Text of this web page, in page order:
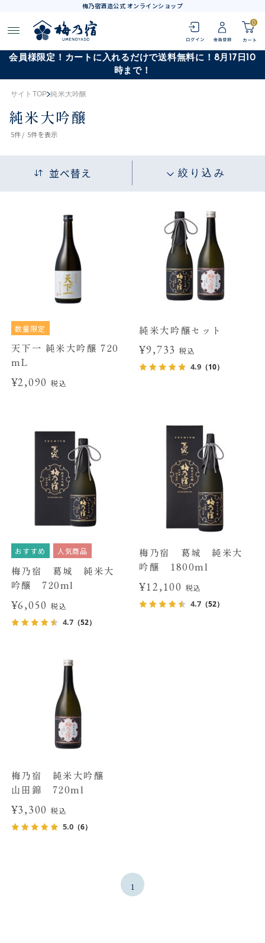
梅乃宿酒造公式 オンラインショップ
0
会員様限定！カートに入れるだけで送料無料に！8月17日10
時まで！
サイトTOP 純米大吟醸
純米大吟醸
5件 / 5件を表示
並べ替え 絞り込み
数量限定
天下一 純米大吟醸 720
mL
¥2,090税込
純米大吟醸セット
¥9,733 税込
4.9 （10）
おすすめ 人気商品
梅乃宿 葛城 純米大
吟醸 720ml
¥6,050税込
4.7（52）
梅乃宿 葛城 純米大
吟醸 1800ml
¥12,100 税込
4.7 （52）
梅乃宿 純米大吟醸
山田錦 720ml
¥3,300税込
5.0（6）
1